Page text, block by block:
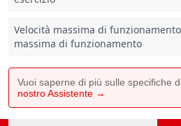
Velocità massima di
massima di funzionamento
Vuoi saperne di più sulle specifiche
nostro Assistente →